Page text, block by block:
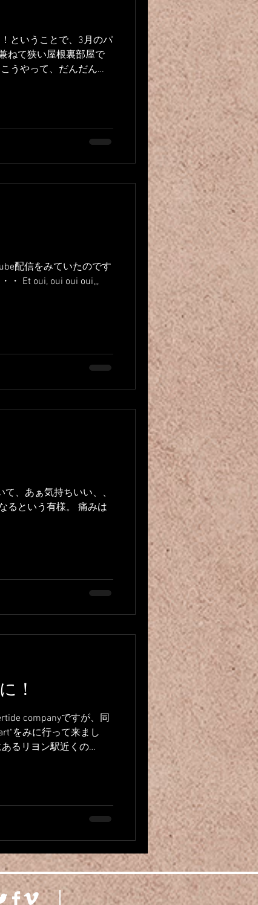
ということで、3月のパ
ねて狭い屋根裏部屋で
うやって、だんだん面
配信をみていたのです
・ Et oui, oui oui oui,,,
、あぁ気持ちいい、、
るという有様。 痛みは
！
companyですが、同
をみに行って来まし
るリヨン駅近くの